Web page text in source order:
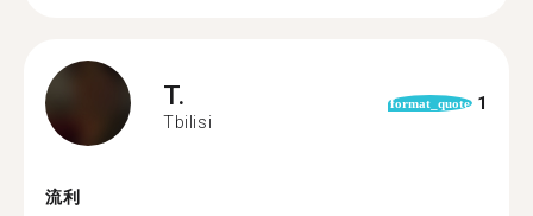
T.
Tbilisi
format_quote 1
流利